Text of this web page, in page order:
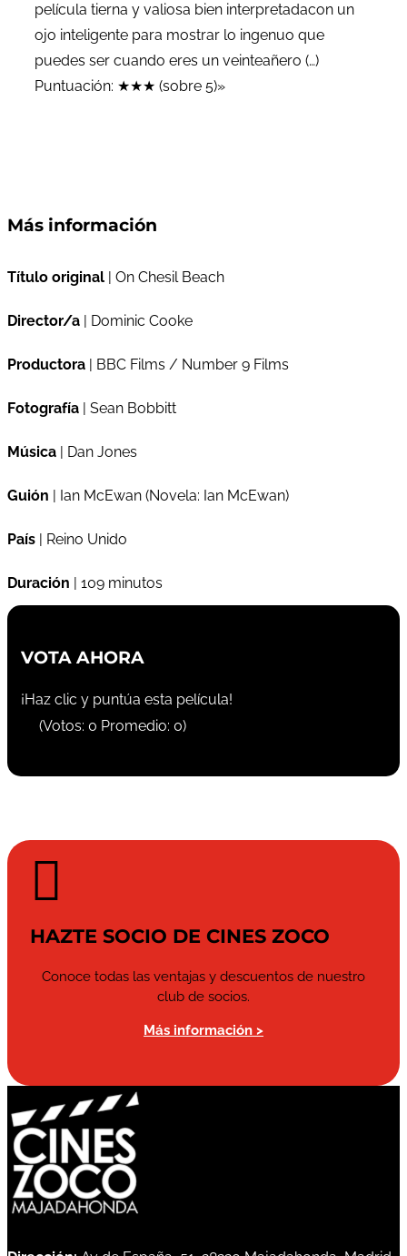
película tierna y valiosa bien interpretadacon un
ojo inteligente para mostrar lo ingenuo que
puedes ser cuando eres un veinteañero (…)
Puntuación: ★★★ (sobre 5)»
Más información
Título original | On Chesil Beach
Director/a | Dominic Cooke
Productora | BBC Films / Number 9 Films
Fotografía | Sean Bobbitt
Música | Dan Jones
Guión | Ian McEwan (Novela: Ian McEwan)
País | Reino Unido
Duración | 109 minutos
VOTA AHORA
¡Haz clic y puntúa esta película!
(Votos: 0 Promedio: 0)

HAZTE SOCIO DE CINES ZOCO
Conoce todas las ventajas y descuentos de nuestro
club de socios.
Más información >